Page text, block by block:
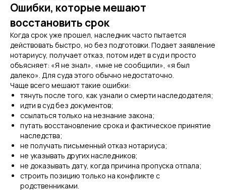
Ошибки, которые мешают
восстановить срок
Когда срок уже прошел, наследник часто пытается
действовать быстро, но без подготовки. Подает заявление
нотариусу, получает отказ, потом идет в суд и просто
объясняет: «Я не знал», «мне не сообщили», «я был
далеко». Для суда этого обычно недостаточно.
Чаще всего мешают такие ошибки:
тянуть после того, как узнали о смерти наследодателя;
идти в суд без документов;
ссылаться только на незнание закона;
путать восстановление срока и фактическое принятие
наследства;
не получать письменный отказ нотариуса;
не указывать других наследников;
не доказывать дату, когда причина пропуска отпала;
строить позицию только на конфликте с
родственниками.